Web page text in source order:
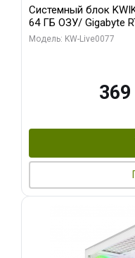
Системный блок
64 ГБ ОЗУ/ Gigabyte
16GB GDDR7 256b/
Модель: KW-Live0077